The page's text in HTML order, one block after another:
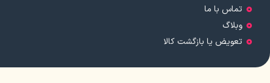
تماس با ما
وبلاگ
تعویض یا بازگشت کالا